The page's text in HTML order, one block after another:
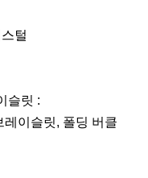
털
슬릿 :
레이슬릿, 폴딩 버클